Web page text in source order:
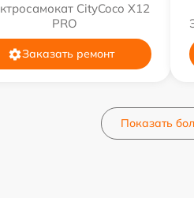
CityCoco X12
PRO
Заказать ремонт
Показать